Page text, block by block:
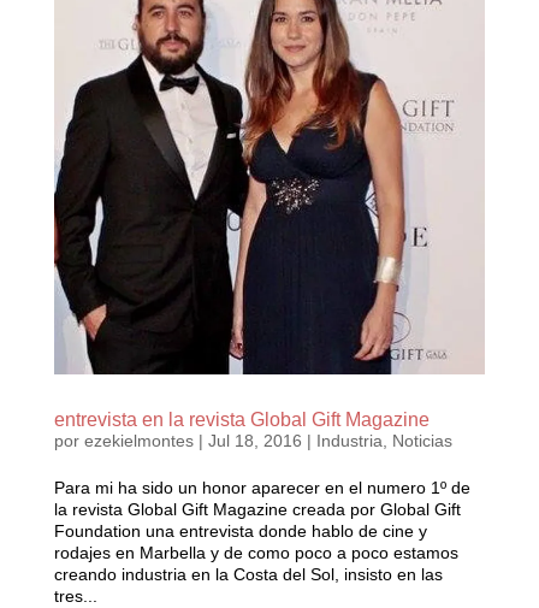
entrevista en la revista Global Gift Magazine
por ezekielmontes| Jul 18, 2016 | Industria, Noticias
Para mi ha sido un honor aparecer en el numero 1º de
la revista Global Gift Magazine creada por Global Gift
Foundation una entrevista donde hablo de cine y
rodajes en Marbella y de como poco a poco estamos
creando industria en la Costa del Sol, insisto en las
tres...